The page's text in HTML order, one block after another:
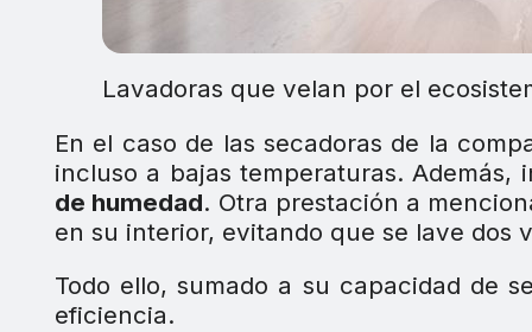
Lavadoras que velan por el
En el caso de las secadoras de la
incluso a bajas temperaturas. Además,
de humedad. Otra prestación a
en su interior, evitando que se lave dos
Todo ello, sumado a su capacidad de
eficiencia.